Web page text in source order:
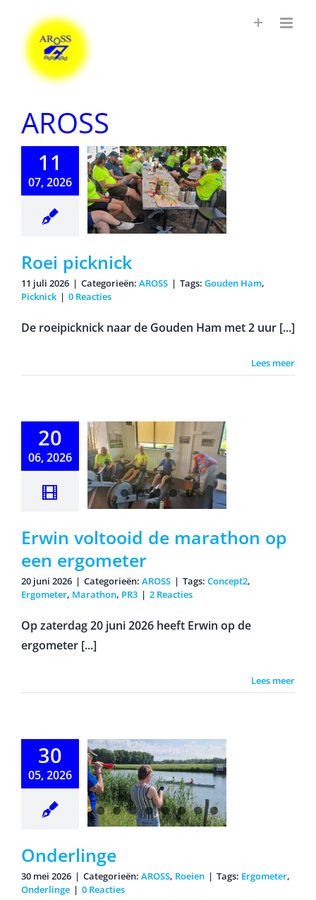
AROSS
11
07, 2026
picknick
Roei picknick
11 juli 2026 | Categorieën: AROSS | Tags: Gouden Ham,
Picknick | 0 Reacties
De roeipicknick naar de Gouden Ham met 2 uur [...]
Lees meer
20
06, 2026
voltooid
op
Erwin voltooid de marathon op
een ergometer
20 juni 2026 | Categorieën: AROSS | Tags: Concept2,
Ergometer, Marathon, PR3 | 2 Reacties
Op zaterdag 20 juni 2026 heeft Erwin op de
ergometer [...]
Lees meer
30
05, 2026
Onderlinge
30 mei 2026 | Categorieën: AROSS, Roeien | Tags: Ergometer,
Onderlinge | 0 Reacties